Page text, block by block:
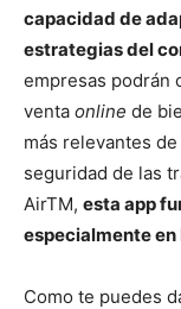
capacidad de
estrategias del
empresas podrán
venta online de
más relevantes
seguridad de las
AirTM, esta app
especialmente
Como te puedes